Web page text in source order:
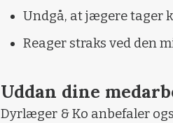
Undgå, at jægere tager
Reager straks ved den
Uddan dine
Dyrlæger & Ko anbefaler